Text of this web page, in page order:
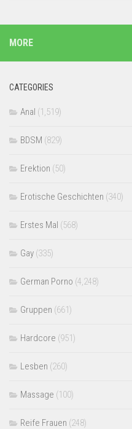
MORE
CATEGORIES
Anal (1,519)
BDSM (829)
Erektion (50)
Erotische Geschichten (340)
Erstes Mal (568)
Gay (335)
German Porno (4,248)
Gruppen (661)
Hardcore (951)
Lesben (260)
Massage (100)
Reife Frauen (248)